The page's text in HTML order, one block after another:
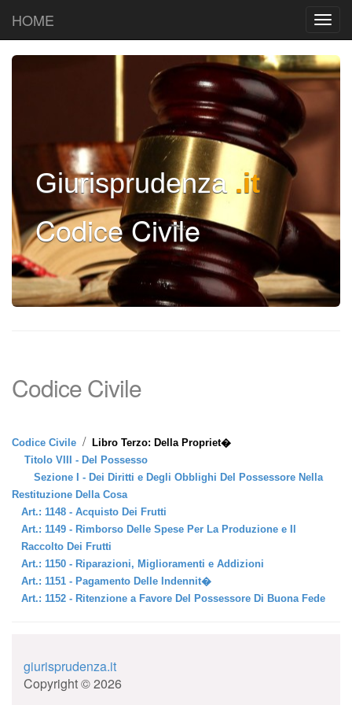
HOME
Giurisprudenza .it
Codice Civile
Codice Civile
Codice Civile / Libro Terzo: Della Propriet�
Titolo VIII - Del Possesso
Sezione I - Dei Diritti e Degli Obblighi Del Possessore Nella
Restituzione Della Cosa
Art.: 1148 - Acquisto Dei Frutti
Art.: 1149 - Rimborso Delle Spese Per La Produzione e Il
Raccolto Dei Frutti
Art.: 1150 - Riparazioni, Miglioramenti e Addizioni
Art.: 1151 - Pagamento Delle Indennit�
Art.: 1152 - Ritenzione a Favore Del Possessore Di Buona Fede
giurisprudenza.it
Copyright © 2026